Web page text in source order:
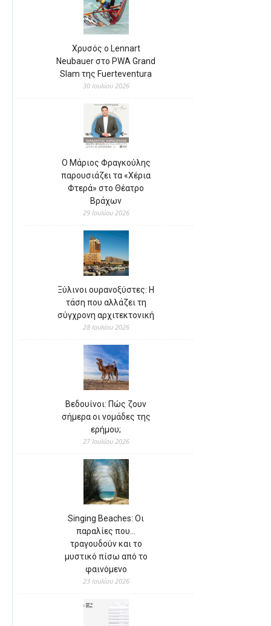
Χρυσός ο Lennart
Neubauer στο PWA Grand
Slam της Fuerteventura
30 Ιουλίου 2026
Ο Μάριος Φραγκούλης
παρουσιάζει τα «Χέρια
Φτερά» στο Θέατρο
Βράχων
29 Ιουλίου 2026
Ξύλινοι ουρανοξύστες: Η
τάση που αλλάζει τη
σύγχρονη αρχιτεκτονική
28 Ιουλίου 2026
Βεδουίνοι: Πώς ζουν
σήμερα οι νομάδες της
ερήμου;
27 Ιουλίου 2026
Singing Beaches: Οι
παραλίες που…
τραγουδούν και το
μυστικό πίσω από το
φαινόμενο
23 Ιουλίου 2026